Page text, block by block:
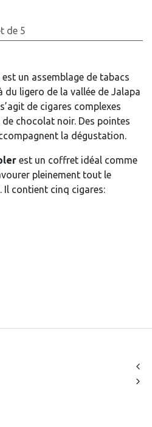
de 5
est un assemblage de tabacs
du ligero de la vallée de Jalapa
de cigares complexes
chocolat noir. Des pointes
la dégustation.
est un coffret idéal comme
pleinement tout le
Il contient cinq cigares: